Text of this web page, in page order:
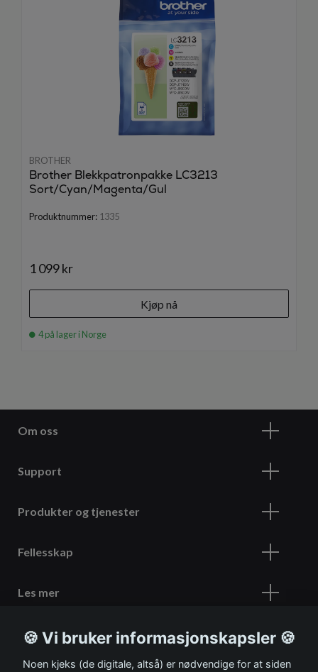
BROTHER
Brother Blekkpatronpakke LC3213
Sort/Cyan/Magenta/Gul
Produktnummer: 1335
1 099 kr
Kjøp nå
4 på lager i Norge
Om oss
Support
Produkter og tjenester
Fellesskap
Les mer
Meld deg på vårt nyhetsbrev
🍪 Vi bruker informasjonskapsler 🍪
Noen kjeks (de digitale, altså) er nødvendige for at siden